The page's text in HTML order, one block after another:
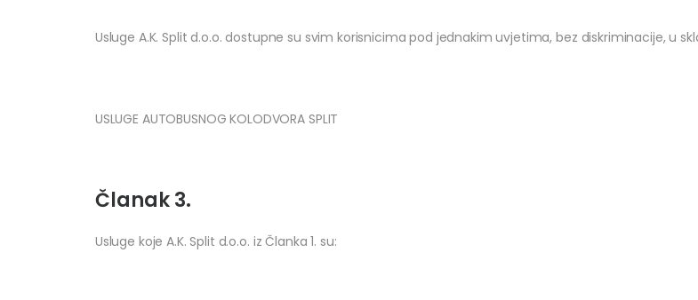
Usluge A.K. Split d.o.o. dostupne su svim korisnicima pod jednakim uvjetima, bez diskriminacije, u
USLUGE AUTOBUSNOG KOLODVORA SPLIT
Članak 3.
Usluge koje A.K. Split d.o.o. iz Članka 1. su: